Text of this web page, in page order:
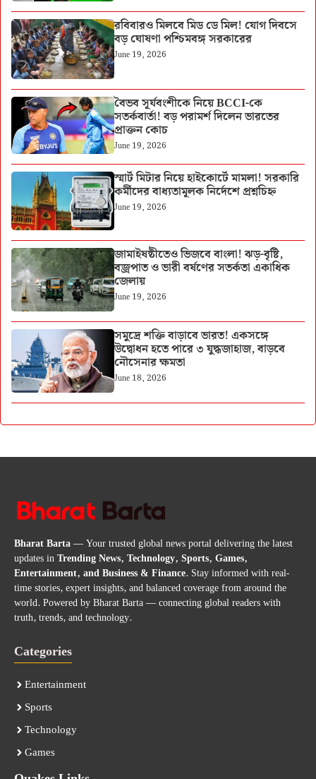
রবিবারও মিলবে মিড ডে মিল! যোগ দিবসে
বড় ঘোষণা পশ্চিমবঙ্গ সরকারের
June 19, 2026
বৈভব সূর্যবংশীকে নিয়ে BCCI-কে
সতর্কবার্তা! বড় পরামর্শ দিলেন ভারতের
প্রাক্তন কোচ
June 19, 2026
স্মার্ট মিটার নিয়ে হাইকোর্টে মামলা! সরকারি
কর্মীদের বাধ্যতামূলক নির্দেশে প্রশ্নচিহ্ন
June 19, 2026
জামাইষষ্ঠীতেও ভিজবে বাংলা! ঝড়-বৃষ্টি,
বজ্রপাত ও ভারী বর্ষণের সতর্কতা একাধিক
জেলায়
June 19, 2026
সমুদ্রে শক্তি বাড়াবে ভারত! একসঙ্গে
উদ্বোধন হতে পারে ৩ যুদ্ধজাহাজ, বাড়বে
নৌসেনার ক্ষমতা
June 18, 2026
Bharat Barta— Your trusted global news portal delivering the latest
updates inTrending News, Technology, Sports, Games,
Entertainment, and Business & Finance. Stay informed with real-
time stories, expert insights, and balanced coverage from around the
world. Powered by Bharat Barta — connecting global readers with
truth, trends, and technology.
Categories
Entertainment
Sports
Technology
Games